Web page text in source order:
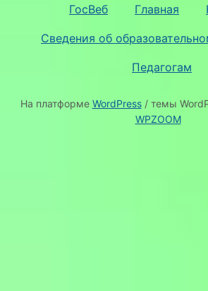
ГосВеб Главная
Сведения об
Педагогам
На платформе WordPress/ темы
WPZOOM